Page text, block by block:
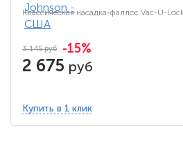
Классическая насадка-фаллос Vac-U-
3 145 руб -15%
2 675 руб
Купить в 1 клик